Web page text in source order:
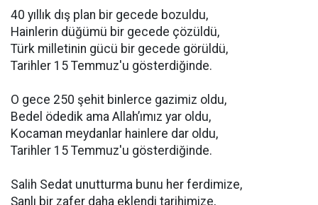
40 yıllık dış plan bir gecede bozuldu,
Hainlerin düğümü bir gecede çözüldü,
Türk milletinin gücü bir gecede görüldü,
Tarihler 15 Temmuz'u gösterdiğinde.
O gece 250 şehit binlerce gazimiz oldu,
Bedel ödedik ama Allah’ımız yar oldu,
Kocaman meydanlar hainlere dar oldu,
Tarihler 15 Temmuz'u gösterdiğinde.
Salih Sedat unutturma bunu her ferdimize,
Şanlı bir zafer daha eklendi tarihimize,